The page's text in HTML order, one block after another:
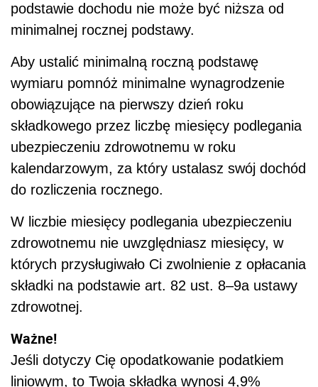
podstawie dochodu nie może być niższa od
minimalnej rocznej podstawy.
Aby ustalić minimalną roczną podstawę
wymiaru pomnóż minimalne wynagrodzenie
obowiązujące na pierwszy dzień roku
składkowego przez liczbę miesięcy podlegania
ubezpieczeniu zdrowotnemu w roku
kalendarzowym, za który ustalasz swój dochód
do rozliczenia rocznego.
W liczbie miesięcy podlegania ubezpieczeniu
zdrowotnemu nie uwzględniasz miesięcy, w
których przysługiwało Ci zwolnienie z opłacania
składki na podstawie art. 82 ust. 8–9a ustawy
zdrowotnej.
Ważne!
Jeśli dotyczy Cię opodatkowanie podatkiem
liniowym, to Twoja składka wynosi 4,9%